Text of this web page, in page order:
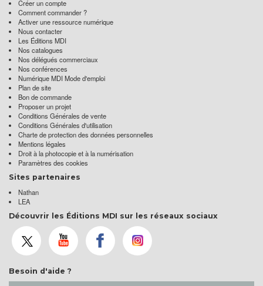
Créer un compte
Comment commander ?
Activer une ressource numérique
Nous contacter
Les Éditions MDI
Nos catalogues
Nos délégués commerciaux
Nos conférences
Numérique MDI Mode d'emploi
Plan de site
Bon de commande
Proposer un projet
Conditions Générales de vente
Conditions Générales d'utilisation
Charte de protection des données personnelles
Mentions légales
Droit à la photocopie et à la numérisation
Paramètres des cookies
Sites partenaires
Nathan
LEA
Découvrir les Éditions MDI sur les réseaux sociaux
Besoin d'aide ?